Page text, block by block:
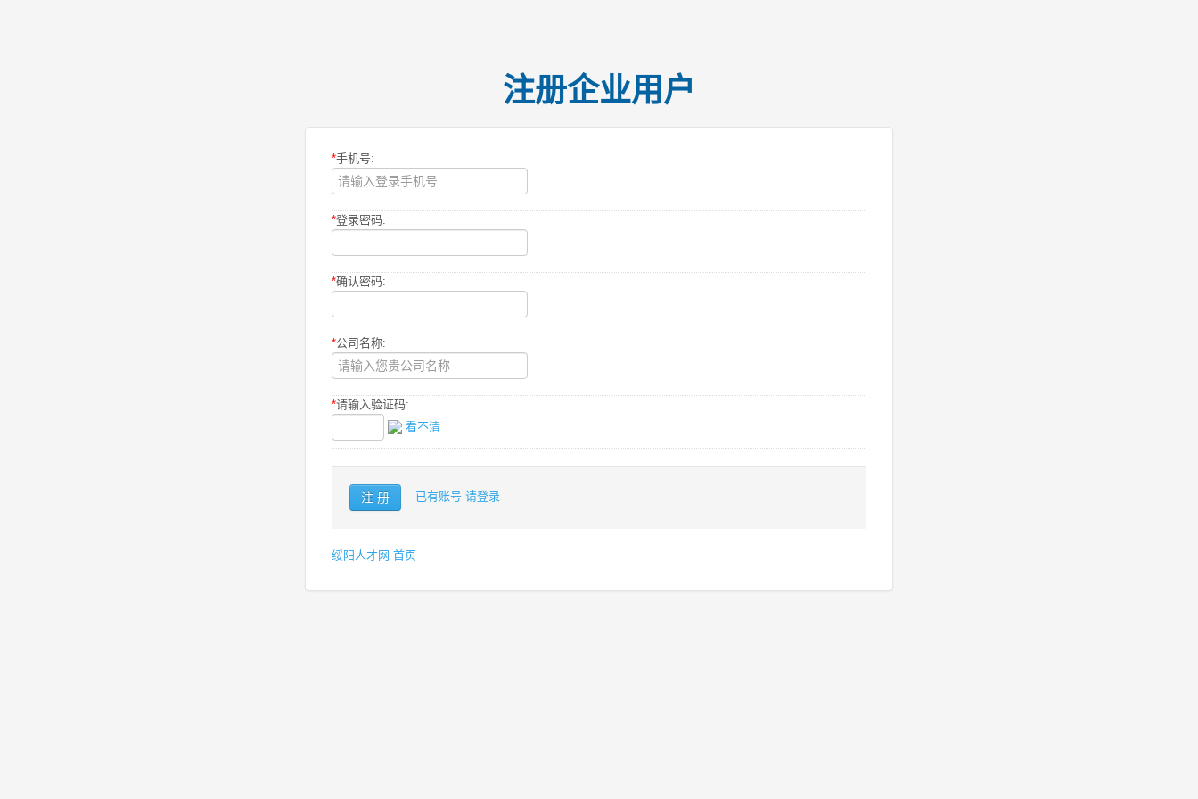
注册企业用户
*手机号:
*登录密码:
*确认密码:
*公司名称:
*请输入验证码:
看不清
已有账号 请登录
绥阳人才网 首页